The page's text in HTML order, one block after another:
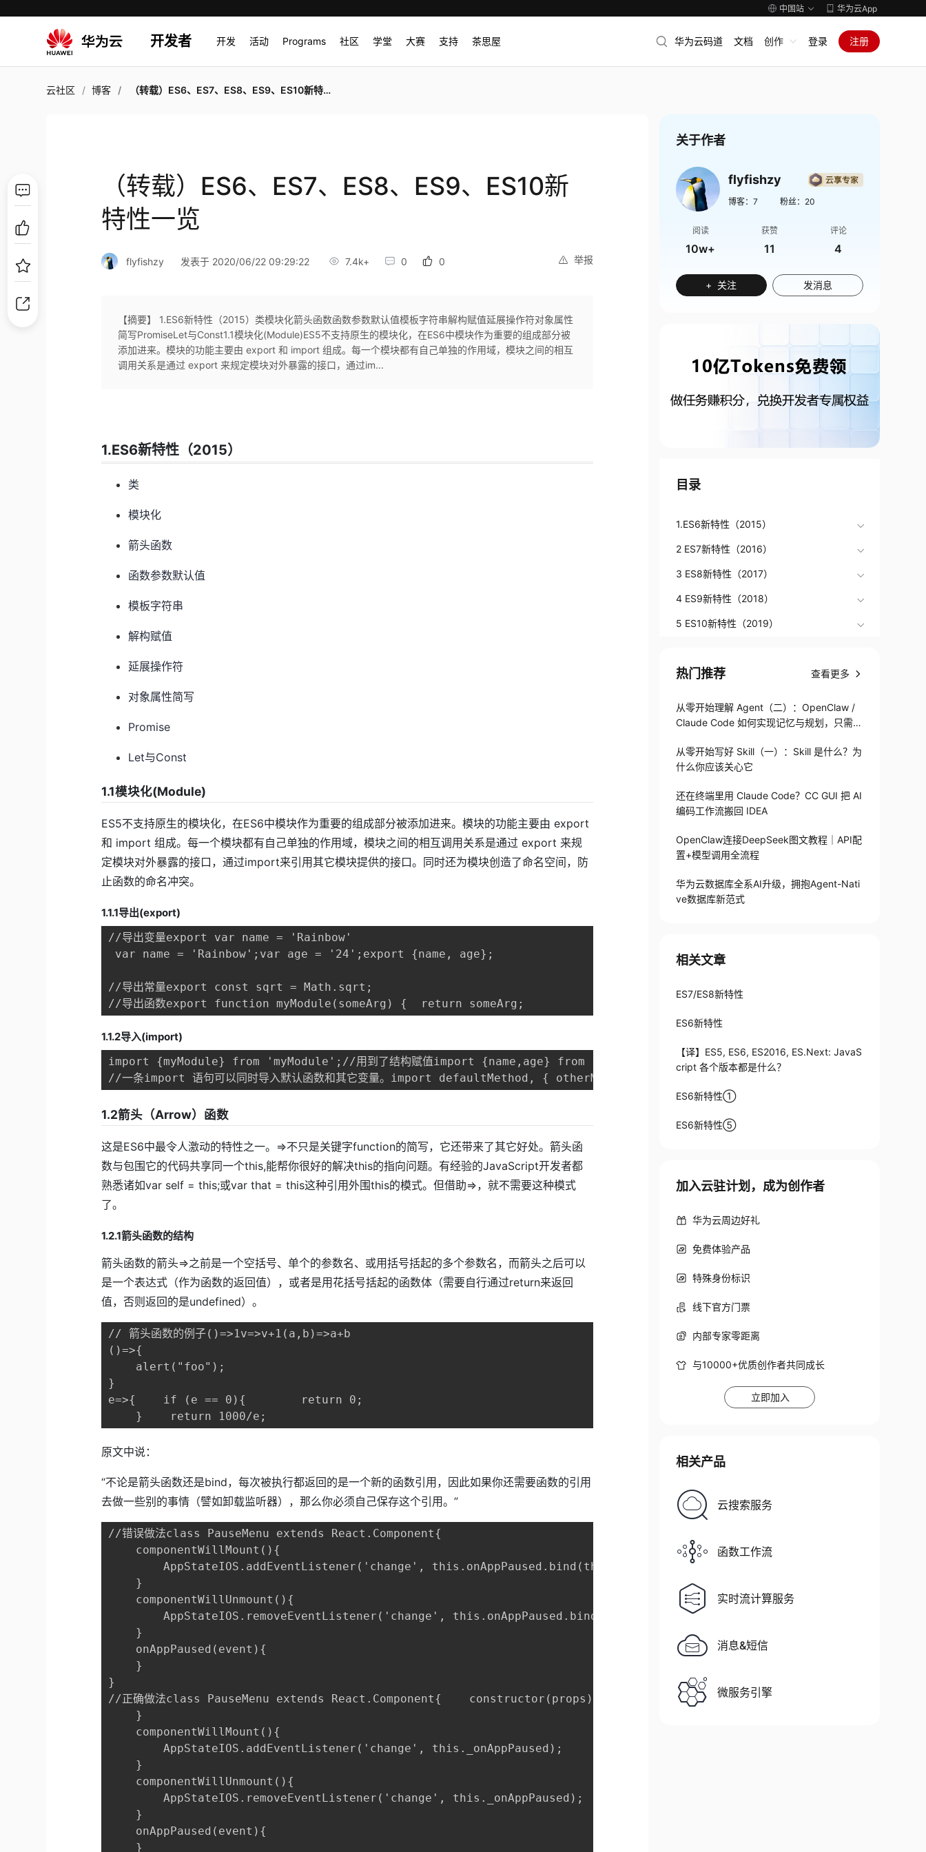
中国站 华为云App
开发者 开发 活动 Programs 社区 学堂 大赛 支持 茶思屋 华为云码道 文档 创作 登录 注册
云社区 博客 （转载）ES6、ES7、ES8、ES9、ES10新特性一览
（转载）ES6、ES7、ES8、ES9、ES10新
特性一览
举报
flyfishzy 发表于 2020/06/22 09:29:22 7.4k+ 0 0
【摘要】 1.ES6新特性（2015）类模块化箭头函数函数参数默认值模板字符串解构赋值延展操作符对象属性
简写PromiseLet与Const1.1模块化(Module)ES5不支持原生的模块化，在ES6中模块作为重要的组成部分被
添加进来。模块的功能主要由 export 和 import 组成。每一个模块都有自己单独的作用域，模块之间的相互
调用关系是通过 export 来规定模块对外暴露的接口，通过im...
1.ES6新特性（2015）
类
模块化
箭头函数
函数参数默认值
模板字符串
解构赋值
延展操作符
对象属性简写
Promise
Let与Const
1.1模块化(Module)
ES5不支持原生的模块化，在ES6中模块作为重要的组成部分被添加进来。模块的功能主要由 export
和 import 组成。每一个模块都有自己单独的作用域，模块之间的相互调用关系是通过 export 来规
定模块对外暴露的接口，通过import来引用其它模块提供的接口。同时还为模块创造了命名空间，防
止函数的命名冲突。
1.1.1导出(export)
//导出变量export var name = 'Rainbow'
var name = 'Rainbow';var age = '24';export {name, age};
//导出常量export const sqrt = Math.sqrt;
//导出函数export function myModule(someArg) {  return someArg;
1.1.2导入(import)
import {myModule} from 'myModule';//用到了结构赋值import {name,age} from 'test';
//一条import 语句可以同时导入默认函数和其它变量。import defaultMethod, { otherMethod } from 'xxx.js';
1.2箭头（Arrow）函数
这是ES6中最令人激动的特性之一。=>不只是关键字function的简写，它还带来了其它好处。箭头函
数与包围它的代码共享同一个this,能帮你很好的解决this的指向问题。有经验的JavaScript开发者都
熟悉诸如var self = this;或var that = this这种引用外围this的模式。但借助=>，就不需要这种模式
了。
1.2.1箭头函数的结构
箭头函数的箭头=>之前是一个空括号、单个的参数名、或用括号括起的多个参数名，而箭头之后可以
是一个表达式（作为函数的返回值），或者是用花括号括起的函数体（需要自行通过return来返回
值，否则返回的是undefined）。
// 箭头函数的例子()=>1v=>v+1(a,b)=>a+b
()=>{
alert("foo");
}
e=>{    if (e == 0){        return 0;
}    return 1000/e;
原文中说：
“不论是箭头函数还是bind，每次被执行都返回的是一个新的函数引用，因此如果你还需要函数的引用
去做一些别的事情（譬如卸载监听器），那么你必须自己保存这个引用。”
//错误做法class PauseMenu extends React.Component{
componentWillMount(){
AppStateIOS.addEventListener('change', this.onAppPaused.bind(this));
}
componentWillUnmount(){
AppStateIOS.removeEventListener('change', this.onAppPaused.bind(this));
}
onAppPaused(event){
}
}
//正确做法class PauseMenu extends React.Component{    constructor(props){        super(props);
}
componentWillMount(){
AppStateIOS.addEventListener('change', this._onAppPaused);
}
componentWillUnmount(){
AppStateIOS.removeEventListener('change', this._onAppPaused);
}
onAppPaused(event){
}
关于作者
flyfishzy
博客： 7 粉丝： 20
阅读
10w+
获赞
11
评论
4
+ 关注 发消息
目录
1.ES6新特性（2015）
2 ES7新特性（2016）
3 ES8新特性（2017）
4 ES9新特性（2018）
5 ES10新特性（2019）
热门推荐 查看更多
从零开始理解 Agent（二）：OpenClaw /
Claude Code 如何实现记忆与规划，只需1
从零开始写好 Skill（一）：Skill 是什么？为
什么你应该关心它
还在终端里用 Claude Code？CC GUI 把 AI
编码工作流搬回 IDEA
OpenClaw连接DeepSeek图文教程｜API配
置+模型调用全流程
华为云数据库全系AI升级，拥抱Agent-Nati
ve数据库新范式
相关文章
ES7/ES8新特性
ES6新特性
【译】ES5, ES6, ES2016, ES.Next: JavaS
cript 各个版本都是什么？
ES6新特性①
ES6新特性⑤
加入云驻计划，成为创作者
华为云周边好礼
免费体验产品
特殊身份标识
线下官方门票
内部专家零距离
与10000+优质创作者共同成长
立即加入
相关产品
云搜索服务
函数工作流
实时流计算服务
消息&短信
微服务引擎